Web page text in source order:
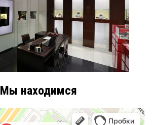
Мы находимся